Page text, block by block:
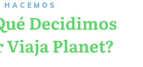
Decidimos
Viaja Planet?